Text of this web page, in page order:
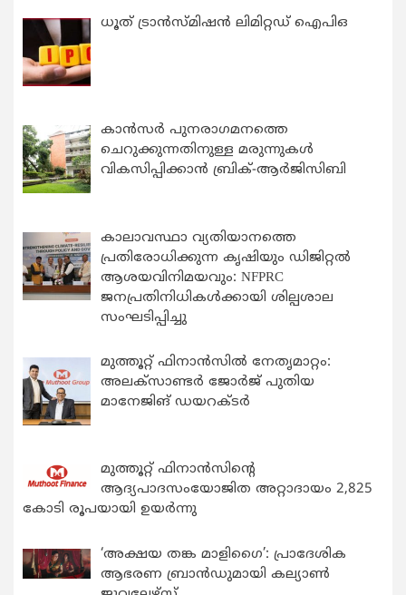
ധൂത് ട്രാൻസ്മിഷൻ ലിമിറ്റഡ് ഐപിഒ
കാന്‍സര്‍ പുനരാഗമനത്തെ
ചെറുക്കുന്നതിനുള്ള മരുന്നുകള്‍
വികസിപ്പിക്കാന്‍ ബ്രിക്-ആര്‍ജിസിബി
കാലാവസ്ഥാ വ്യതിയാനത്തെ
പ്രതിരോധിക്കുന്ന കൃഷിയും ഡിജിറ്റൽ
ആശയവിനിമയവും: NFPRC
ജനപ്രതിനിധികൾക്കായി ശില്പശാല
സംഘടിപ്പിച്ചു
മുത്തൂറ്റ് ഫിനാൻസിൽ നേതൃമാറ്റം:
അലക്സാണ്ടർ ജോർജ് പുതിയ
മാനേജിങ് ഡയറക്ടർ
മുത്തൂറ്റ് ഫിനാൻസിന്റെ
ആദ്യപാദസംയോജിത അറ്റാദായം 2,825
കോടി രൂപയായി ഉയർന്നു
‘അക്ഷയ തങ്ക മാളിഗൈ’: പ്രാദേശിക
ആഭരണ ബ്രാന്‍ഡുമായി കല്യാണ്‍